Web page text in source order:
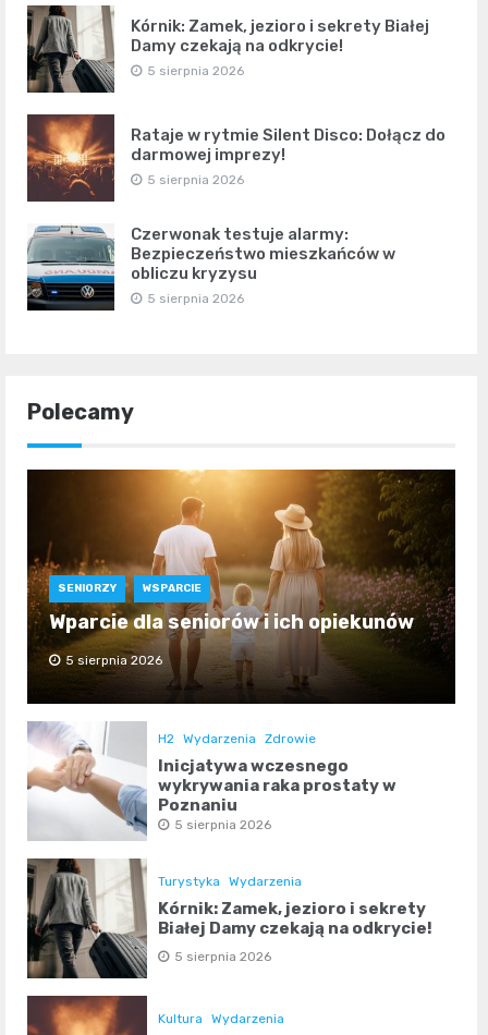
Kórnik: Zamek, jezioro i sekrety Białej
Damy czekają na odkrycie!
5 sierpnia 2026
Rataje w rytmie Silent Disco: Dołącz do
darmowej imprezy!
5 sierpnia 2026
Czerwonak testuje alarmy:
Bezpieczeństwo mieszkańców w
obliczu kryzysu
5 sierpnia 2026
Polecamy
SENIORZY WSPARCIE
Wparcie dla seniorów i ich opiekunów
5 sierpnia 2026
H2 Wydarzenia Zdrowie
Inicjatywa wczesnego
wykrywania raka prostaty w
Poznaniu
5 sierpnia 2026
Turystyka Wydarzenia
Kórnik: Zamek, jezioro i sekrety
Białej Damy czekają na odkrycie!
5 sierpnia 2026
Kultura Wydarzenia